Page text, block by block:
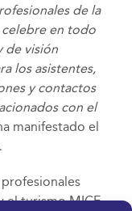
de la
celebre en todo
de visión
los asistentes,
y contactos
con el
manifestado el
el turismo MICE